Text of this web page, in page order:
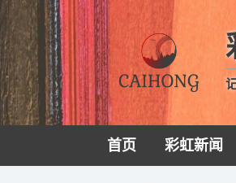
首页 彩虹新闻